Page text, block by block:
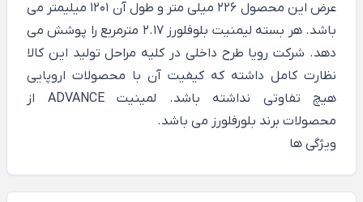
عرض این محصول 226 میلی متر و طول آن 1201 میلیمتر می
باشد. هر بسته لیمنیت بلوفلورز 2.17 مترمربع را پوشش می
دهد. شرکت رویا طرح داخلی در کلیه مراحل تولید این کالا
نظارت کامل داشته که کیفیت آن با محصولات اروپایی
هیچ تفاوتی نداشته باشد. لمینیت ADVANCE از
محصولات برند بلورفلورز می باشد.
ویژگی ها